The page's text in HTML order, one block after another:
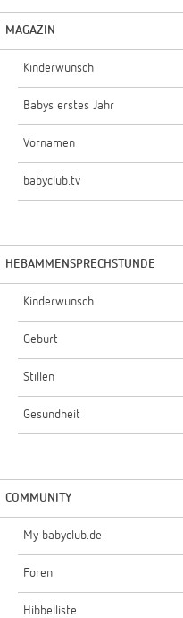
MAGAZIN
Kinderwunsch
Babys erstes Jahr
Vornamen
babyclub.tv
HEBAMMENSPRECHSTUNDE
Kinderwunsch
Geburt
Stillen
Gesundheit
COMMUNITY
My babyclub.de
Foren
Hibbelliste